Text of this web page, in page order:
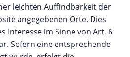
leichten Auffindbarkeit der
angegebenen Orte. Dies
Interesse im Sinne von Art. 6
Sofern eine entsprechende